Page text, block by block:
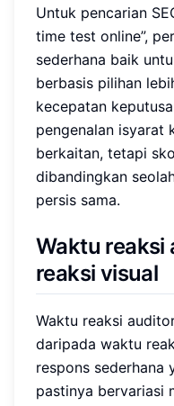
Untuk pencarian
time test online”,
sederhana baik
berbasis pilihan
kecepatan
pengenalan isyarat
berkaitan, tetapi
dibandingkan
persis sama.
Waktu reaksi
reaksi visual
Waktu reaksi
daripada waktu
respons sederhana
pastinya bervariasi